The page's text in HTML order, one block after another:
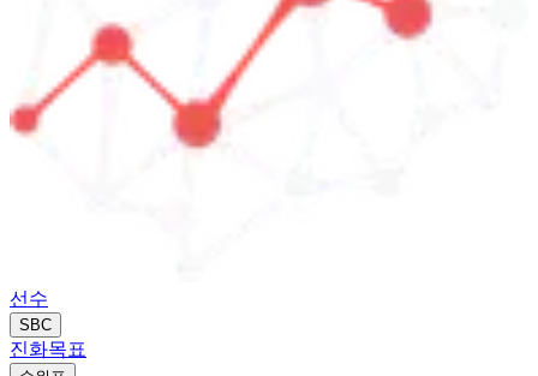
선수
SBC
진화목표